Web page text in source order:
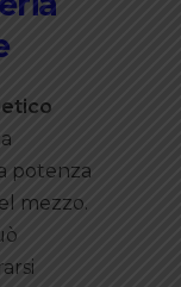
potenza
mezzo.